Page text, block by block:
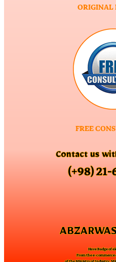
ORIGINAL
FREE
Contact us
(+98) 21-
Have Badge of
From the e-